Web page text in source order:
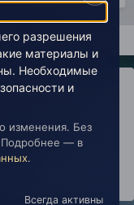
cookies
разрешения
материалы и
Необходимые
и
изменения. Без
Подробнее — в
.
Всегда активны